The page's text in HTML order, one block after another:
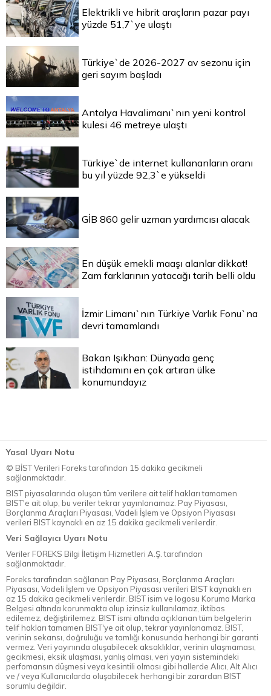
Elektrikli ve hibrit araçların pazar payı
yüzde 51,7`ye ulaştı
Türkiye`de 2026-2027 av sezonu için
geri sayım başladı
Antalya Havalimanı`nın yeni kontrol
kulesi 46 metreye ulaştı
Türkiye`de internet kullananların oranı
bu yıl yüzde 92,3`e yükseldi
GİB 860 gelir uzman yardımcısı alacak
En düşük emekli maaşı alanlar dikkat!
Zam farklarının yatacağı tarih belli oldu
İzmir Limanı`nın Türkiye Varlık Fonu`na
devri tamamlandı
Bakan Işıkhan: Dünyada genç
istihdamını en çok artıran ülke
konumundayız
Yasal Uyarı Notu
© BİST Verileri Foreks tarafından 15 dakika gecikmeli
sağlanmaktadır.
BIST piyasalarında oluşan tüm verilere ait telif hakları tamamen
BIST'e ait olup, bu veriler tekrar yayınlanamaz. Pay Piyasası,
Borçlanma Araçları Piyasası, Vadeli İşlem ve Opsiyon Piyasası
verileri BIST kaynaklı en az 15 dakika gecikmeli verilerdir.
Veri Sağlayıcı Uyarı Notu
Veriler FOREKS Bilgi İletişim Hizmetleri A.Ş. tarafından
sağlanmaktadır.
Foreks tarafından sağlanan Pay Piyasası, Borçlanma Araçları
Piyasası, Vadeli İşlem ve Opsiyon Piyasası verileri BIST kaynaklı en
az 15 dakika gecikmeli verilerdir. BIST isim ve logosu Koruma Marka
Belgesi altında korunmakta olup izinsiz kullanılamaz, iktibas
edilemez, değiştirilemez. BIST ismi altında açıklanan tüm belgelerin
telif hakları tamamen BIST'ye ait olup, tekrar yayınlanamaz. BIST,
verinin sekansı, doğruluğu ve tamlığı konusunda herhangi bir garanti
vermez. Veri yayınında oluşabilecek aksaklıklar, verinin ulaşmaması,
gecikmesi, eksik ulaşması, yanlış olması, veri yayın sistemindeki
perfomansın düşmesi veya kesintili olması gibi hallerde Alıcı, Alt Alıcı
ve / veya Kullanıcılarda oluşabilecek herhangi bir zarardan BIST
sorumlu değildir.